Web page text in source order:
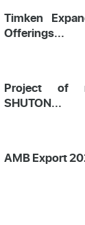
Timken
Offerings...
Project of
SHUTON...
AMB Export